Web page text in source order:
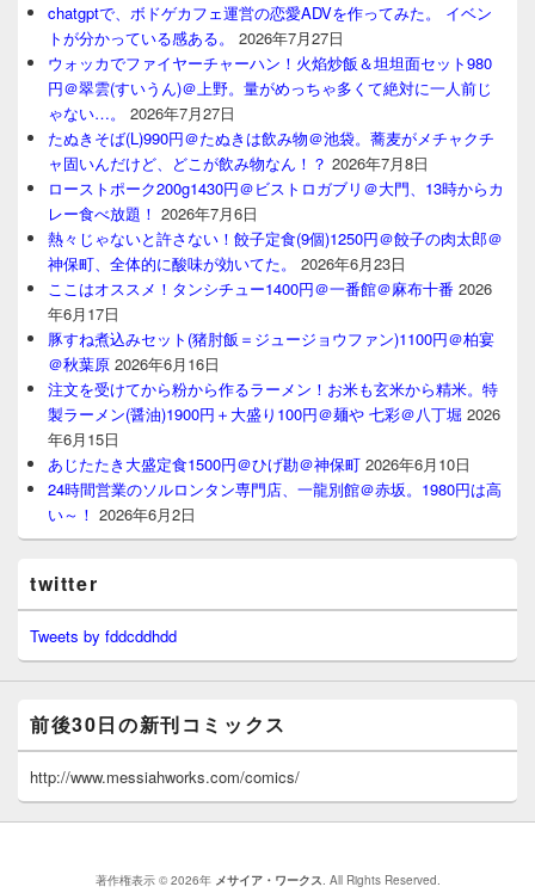
chatgptで、ボドゲカフェ運営の恋愛ADVを作ってみた。 イベン
トが分かっている感ある。
2026年7月27日
ウォッカでファイヤーチャーハン！火焰炒飯＆坦坦面セット980
円＠翠雲(すいうん)＠上野。量がめっちゃ多くて絶対に一人前じ
ゃない…。
2026年7月27日
たぬきそば(L)990円＠たぬきは飲み物＠池袋。蕎麦がメチャクチ
ャ固いんだけど、どこが飲み物なん！？ 2026年7月8日
ローストポーク200g1430円＠ビストロガブリ＠大門、13時からカ
レー食べ放題！ 2026年7月6日
熱々じゃないと許さない！餃子定食(9個)1250円＠餃子の肉太郎＠
神保町、全体的に酸味が効いてた。
2026年6月23日
ここはオススメ！タンシチュー1400円＠一番館＠麻布十番 2026
年6月17日
豚すね煮込みセット(猪肘飯＝ジュージョウファン)1100円＠柏宴
＠秋葉原 2026年6月16日
注文を受けてから粉から作るラーメン！お米も玄米から精米。特
製ラーメン(醤油)1900円＋大盛り100円＠麺や 七彩＠八丁堀 2026
年6月15日
あじたたき大盛定食1500円＠ひげ勘＠神保町 2026年6月10日
24時間営業のソルロンタン専門店、一龍別館＠赤坂。1980円は高
い～！ 2026年6月2日
twitter
Tweets by fddcddhdd
前後30日の新刊コミックス
http://www.messiahworks.com/comics/
著作権表示 © 2026年 メサイア・ワークス. All Rights Reserved.